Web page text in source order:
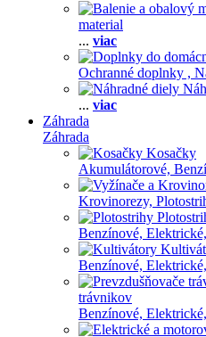
material
... viac
Ochranné doplnky ,
... viac
Záhrada
Záhrada
Kosačky
Akumulátorové,
Krovinorezy,
Benzínové, Elektrické,
Benzínové, Elektrické,
trávnikov
Benzínové, Elektrické,